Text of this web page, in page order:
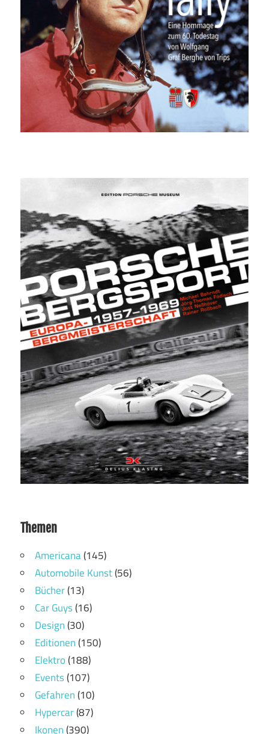
Themen
Americana(145)
Automobile Kunst(56)
Bücher(13)
Car Guys(16)
Design(30)
Editionen(150)
Elektro(188)
Events(107)
Gefahren(10)
Hypercar(87)
Ikonen(390)